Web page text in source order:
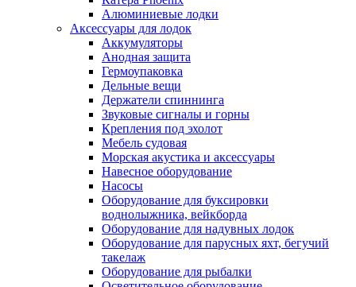
Алюминиевые лодки
Аксессуары для лодок
Аккумуляторы
Анодная защита
Гермоупаковка
Дельные вещи
Держатели спиннинга
Звуковые сигналы и горны
Крепления под эхолот
Мебель судовая
Морская акустика и аксессуары
Навесное оборудование
Насосы
Оборудование для буксировки
воднолыжника, вейкборда
Оборудование для надувных лодок
Оборудование для парусных яхт, бегучий
такелаж
Оборудование для рыбалки